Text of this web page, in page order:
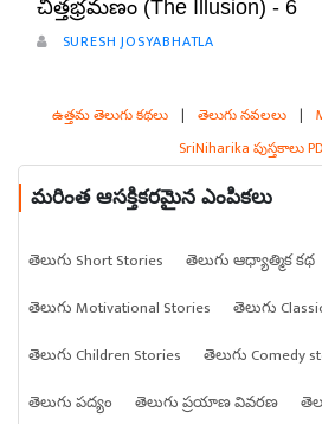
చిత్తభ్రమణం (The Illusion) - 6
SURESH JOSYABHATLA
ఉత్తమ తెలుగు కథలు | తెలుగు నవలలు |
SriNiharika పుస్తకాలు
మరింత ఆసక్తికరమైన ఎంపికలు
తెలుగు Short Stories తెలుగు ఆధ్యాత్మిక కథ
తెలుగు Motivational Stories
తెలుగు
తెలుగు Children Stories
తెలుగు Comedy
తెలుగు పద్యం
తెలుగు ప్రయాణ వివరణ